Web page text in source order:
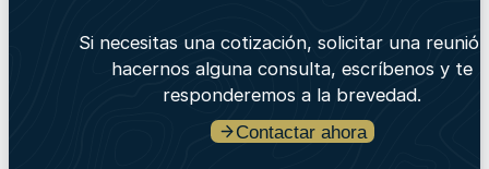
Si necesitas una cotización, solicitar una
hacernos alguna consulta, escríbenos y te
responderemos a la brevedad.
Contactar ahora